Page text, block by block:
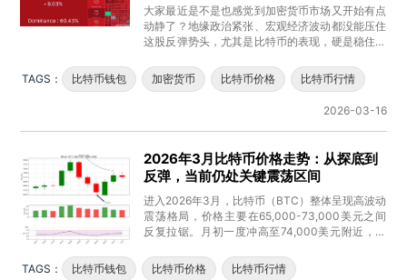
大家最近是不是也感觉到加密货币市场又开始有点
动静了？地缘政治紧张、宏观经济波动都没能压住
这股反弹势头，尤其是比特币的表现，硬是稳住了
TAGS：
比特币钱包 加密货币 比特币价格 比特币行情
2026-03-16
2026年3月比特币价格走势：从探底到
反弹，当前仍处关键震荡区间
进入2026年3月，比特币（BTC）整体呈现高波动
震荡格局，价格主要在65,000-73,000美元之间
反复拉锯。月初一度冲高至74,000美元附近，随
TAGS：
比特币钱包 比特币价格 比特币行情